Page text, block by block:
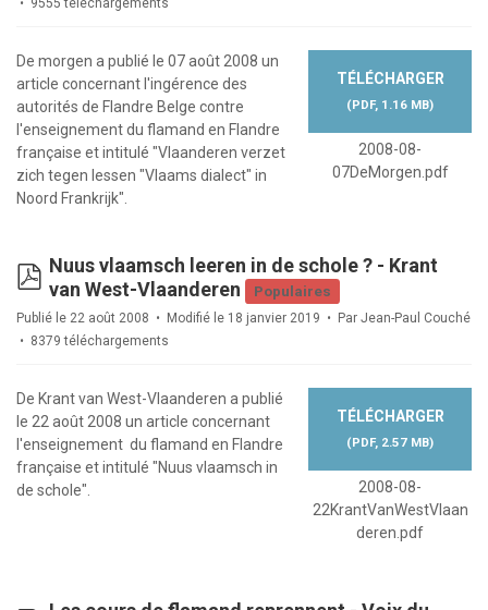
9555 téléchargements
TÉLÉCHARGER
(PDF, 1.16 MB)
2008-08-
07DeMorgen.pdf
De morgen a publié le 07 août 2008 un
article concernant l'ingérence des
autorités de Flandre Belge contre
l'enseignement du flamand en Flandre
française et intitulé "Vlaanderen verzet
zich tegen lessen "Vlaams dialect" in
Noord Frankrijk".
pdf
Nuus vlaamsch leeren in de schole ? - Krant
van West-Vlaanderen
Populaires
Publié le 22 août 2008 Modifié le 18 janvier 2019 Par Jean-Paul Couché
8379 téléchargements
TÉLÉCHARGER
(PDF, 2.57 MB)
2008-08-
22KrantVanWestVlaan
deren.pdf
De Krant van West-Vlaanderen a publié
le 22 août 2008 un article concernant
l'enseignement du flamand en Flandre
française et intitulé "Nuus vlaamsch in
de schole".